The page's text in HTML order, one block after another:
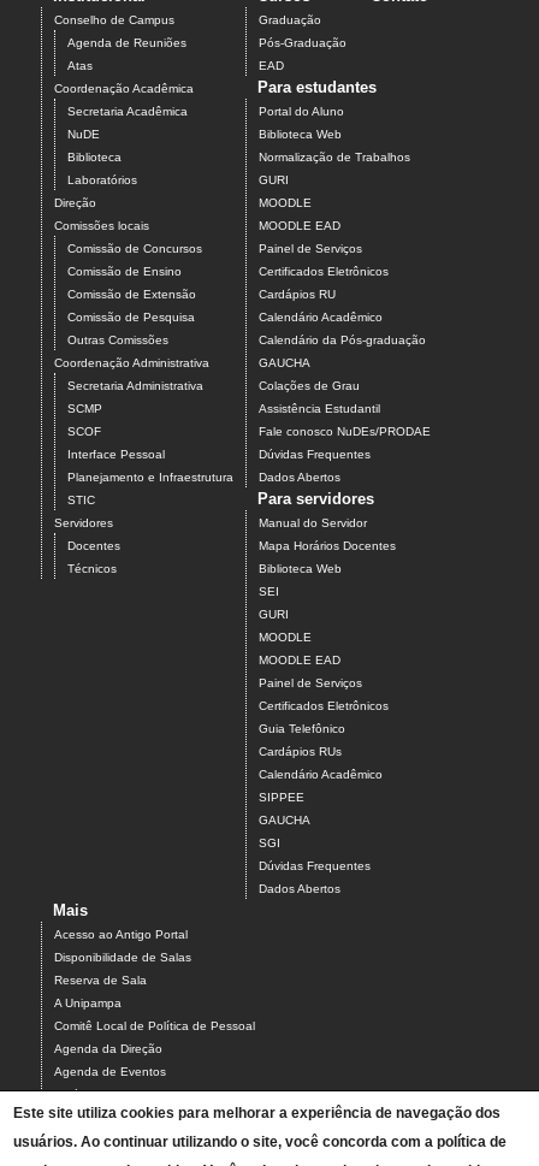
Conselho de Campus
Agenda de Reuniões
Atas
Coordenação Acadêmica
Secretaria Acadêmica
NuDE
Biblioteca
Laboratórios
Direção
Comissões locais
Comissão de Concursos
Comissão de Ensino
Comissão de Extensão
Comissão de Pesquisa
Outras Comissões
Coordenação Administrativa
Secretaria Administrativa
SCMP
SCOF
Interface Pessoal
Planejamento e Infraestrutura
STIC
Servidores
Docentes
Técnicos
Graduação
Pós-Graduação
EAD
Para estudantes
Portal do Aluno
Biblioteca Web
Normalização de Trabalhos
GURI
MOODLE
MOODLE EAD
Painel de Serviços
Certificados Eletrônicos
Cardápios RU
Calendário Acadêmico
Calendário da Pós-graduação
GAUCHA
Colações de Grau
Assistência Estudantil
Fale conosco NuDEs/PRODAE
Dúvidas Frequentes
Dados Abertos
Para servidores
Manual do Servidor
Mapa Horários Docentes
Biblioteca Web
SEI
GURI
MOODLE
MOODLE EAD
Painel de Serviços
Certificados Eletrônicos
Guia Telefônico
Cardápios RUs
Calendário Acadêmico
SIPPEE
GAUCHA
SGI
Dúvidas Frequentes
Dados Abertos
Mais
Acesso ao Antigo Portal
Disponibilidade de Salas
Reserva de Sala
A Unipampa
Comitê Local de Política de Pessoal
Agenda da Direção
Agenda de Eventos
Estágios
Relatório de Gestão
Infraestrutura do Campus
Este site utiliza cookies para melhorar a experiência de navegação dos
usuários. Ao continuar utilizando o site, você concorda com a política de